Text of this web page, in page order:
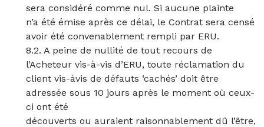
sera considéré comme nul. Si aucune plainte
n’a été émise après ce délai, le Contrat sera censé
avoir été convenablement rempli par ERU.
8.2. A peine de nullité de tout recours de
l’Acheteur vis-à-vis d’ERU, toute réclamation du
client vis-àvis de défauts ‘cachés’ doit être
adressée sous 10 jours après le moment où ceux-
ci ont été
découverts ou auraient raisonnablement dû l’être,